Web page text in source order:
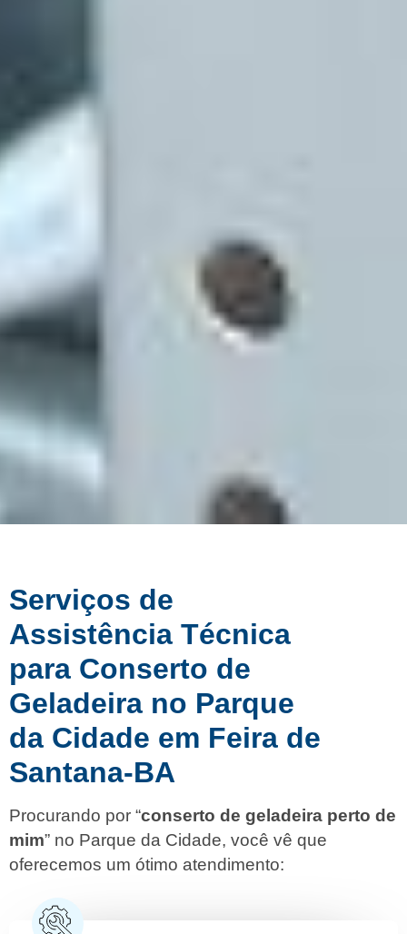
Serviços de
Assistência Técnica
para Conserto de
Geladeira no Parque
da Cidade em Feira de
Santana-BA
Procurando por “conserto de geladeira perto de
mim” no Parque da Cidade, você vê que
oferecemos um ótimo atendimento: